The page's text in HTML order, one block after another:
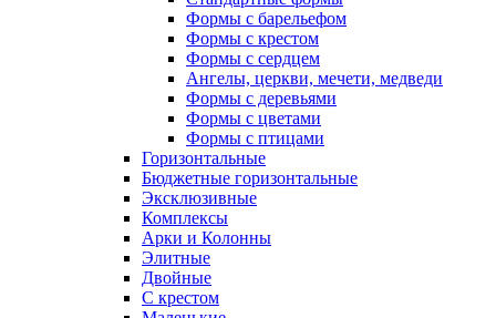
Формы с барельефом
Формы с крестом
Формы с сердцем
Ангелы, церкви, мечети, медведи
Формы с деревьями
Формы с цветами
Формы с птицами
Горизонтальные
Бюджетные горизонтальные
Эксклюзивные
Комплексы
Арки и Колонны
Элитные
Двойные
С крестом